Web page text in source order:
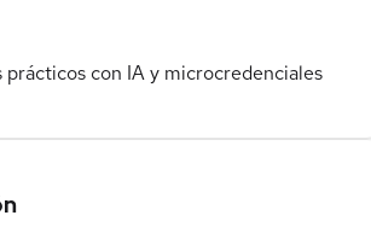
prácticos con IA y microcredenciales